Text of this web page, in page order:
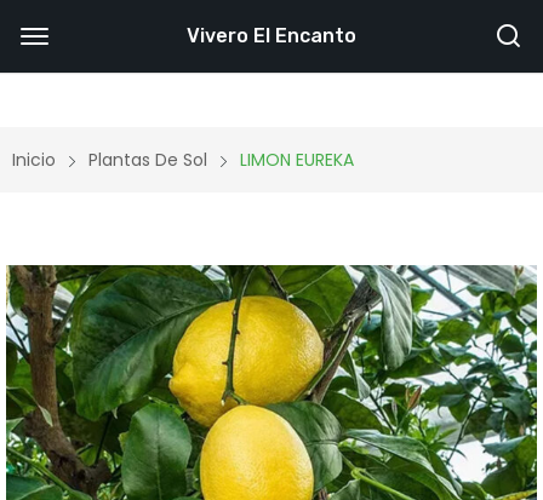
Inicio Plantas De Sol LIMON EUREKA
Vivero El Encanto